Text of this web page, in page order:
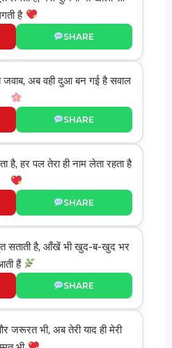
है
SHARE
जवाब, अब वही दुआ बन गई है सवाल
SHARE
है, हर पल तेरा ही नाम लेता रहता है
SHARE
सताती है, आँखें भी खुद-ब-खुद भर
हैं
SHARE
जरूरत भी, अब तेरी याद ही मेरी